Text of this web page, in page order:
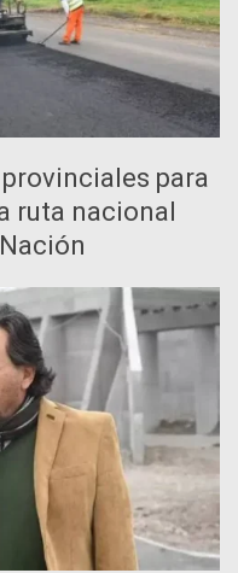
para
ruta nacional